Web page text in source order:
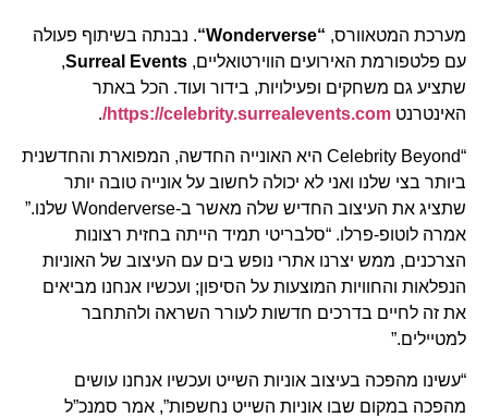
מערכת המטאוורס,“
Wonderverse
“. נבנתה בשיתוף פעולה
עם פלטפורמת האירועים הווירטואליים,Surreal Events
,
שתציע גם משחקים ופעילויות, בידור ועוד. הכל באתר
האינטרנטhttps://celebrity.surrealevents.com/
.
“Celebrity Beyond היא האונייה החדשה, המפוארת והחדשנית
ביותר בצי שלנו ואני לא יכולה לחשוב על אונייה טובה יותר
שתציג את העיצוב החדיש שלה מאשר ב-Wonderverse שלנו.”
אמרה לוטופ-פרלו. “סלבריטי תמיד הייתה בחזית רצונות
הצרכנים, ממש יצרנו אתרי נופש בים עם העיצוב של האוניות
הנפלאות והחוויות המוצעות על הסיפון; ועכשיו אנחנו מביאים
את זה לחיים בדרכים חדשות לעורר השראה ולהתחבר
למטיילים.”
“עשינו מהפכה בעיצוב אוניות השייט ועכשיו אנחנו עושים
מהפכה במקום שבו אוניות השייט נחשפות”, אמר סמנכ”ל